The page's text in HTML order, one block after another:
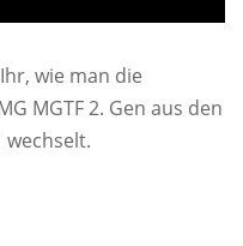
wie man die
MGTF 2. Gen aus den
wechselt.